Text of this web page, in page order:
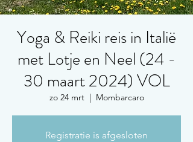
Yoga & Reiki reis in Italië
met Lotje en Neel (24 -
30 maart 2024) VOL
zo 24 mrt
  |
Mombarcaro
Registratie is afgesloten